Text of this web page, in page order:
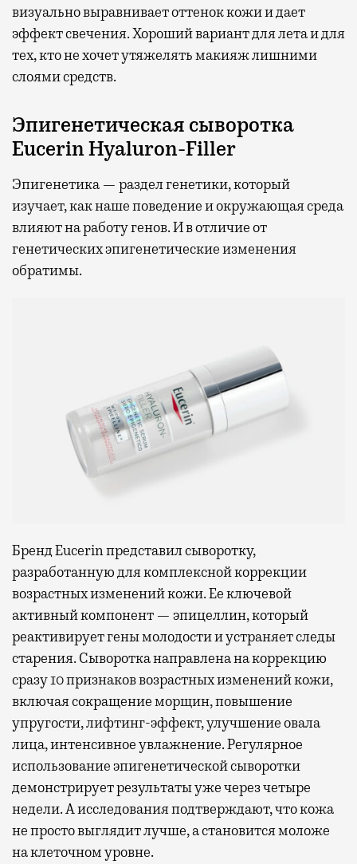
визуально выравнивает оттенок кожи и дает
эффект свечения. Хороший вариант для лета и для
тех, кто не хочет утяжелять макияж лишними
слоями средств.
Эпигенетическая сыворотка
Eucerin Hyaluron-Filler
Эпигенетика — раздел генетики, который
изучает, как наше поведение и окружающая среда
влияют на работу генов. И в отличие от
генетических эпигенетические изменения
обратимы.
Бренд Eucerin представил сыворотку,
разработанную для комплексной коррекции
возрастных изменений кожи. Ее ключевой
активный компонент — эпицеллин, который
реактивирует гены молодости и устраняет следы
старения. Сыворотка направлена на коррекцию
сразу 10 признаков возрастных изменений кожи,
включая сокращение морщин, повышение
упругости, лифтинг-эффект, улучшение овала
лица, интенсивное увлажнение. Регулярное
использование эпигенетической сыворотки
демонстрирует результаты уже через четыре
недели. А исследования подтверждают, что кожа
не просто выглядит лучше, а становится моложе
на клеточном уровне.